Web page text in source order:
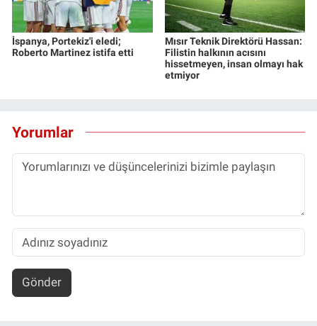
İspanya, Portekiz'i eledi;
Roberto Martinez istifa etti
Mısır Teknik Direktörü Hassan:
Filistin halkının acısını
hissetmeyen, insan olmayı hak
etmiyor
Yorumlar
Gönder
Yerel Yaşam
Canlı Yayın